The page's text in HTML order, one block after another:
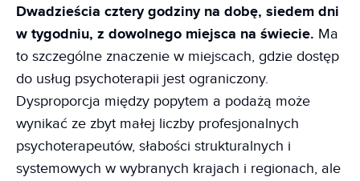
Dwadzieścia cztery godziny na dobę, siedem dni
w tygodniu, z dowolnego miejsca na świecie. Ma
to szczególne znaczenie w miejscach, gdzie dostęp
do usług psychoterapii jest ograniczony.
Dysproporcja między popytem a podażą może
wynikać ze zbyt małej liczby profesjonalnych
psychoterapeutów, słabości strukturalnych i
systemowych w wybranych krajach i regionach, ale